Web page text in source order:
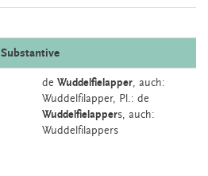
Substantive
de Wuddelfielapper, auch:
Wuddelfilapper, Pl.: de
Wuddelfielappers, auch:
Wuddelfilappers